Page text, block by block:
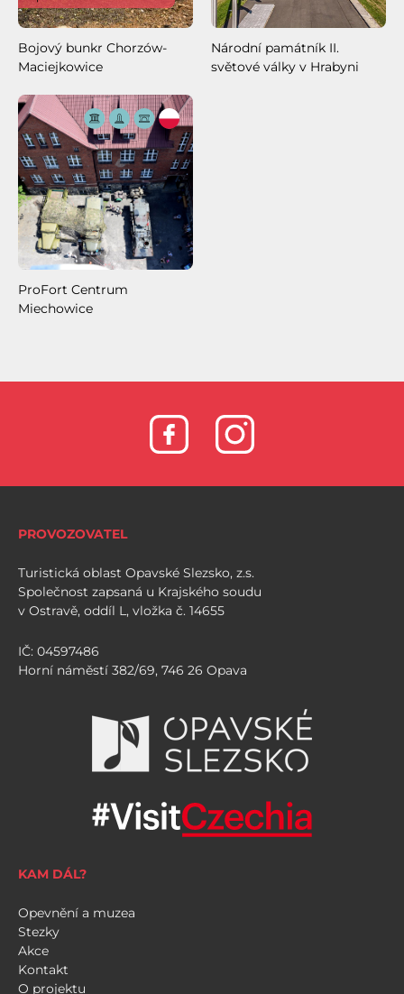
Bojový bunkr Chorzów-
Maciejkowice
Národní památník II.
světové války v Hrabyni
ProFort Centrum
Miechowice
PROVOZOVATEL
Turistická oblast Opavské Slezsko, z.s.
Společnost zapsaná u Krajského soudu
v Ostravě, oddíl L, vložka č. 14655
IČ: 04597486
Horní náměstí 382/69, 746 26 Opava
KAM DÁL?
Opevnění a muzea
Stezky
Akce
Kontakt
O projektu